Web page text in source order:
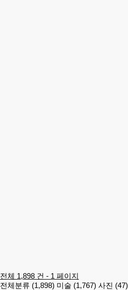
전체 1,898 건 - 1 페이지
전체분류 (1,898) 미술 (1,767) 사진 (47)